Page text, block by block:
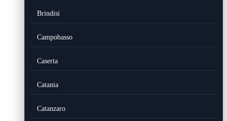
Brindisi
Campobasso
Caserta
Catania
Catanzaro